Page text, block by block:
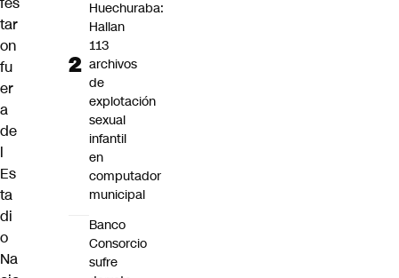
tar
on
fu
er
a
de
l
Es
ta
di
o
Na
Huechuraba:
Hallan
113
archivos
de
explotación
sexual
infantil
en
computador
municipal
Banco
Consorcio
sufre